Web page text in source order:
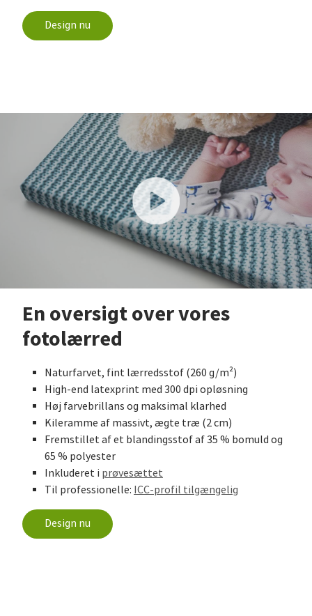
Design nu
En oversigt over vores
fotolærred
Naturfarvet, fint lærredsstof (260 g/m²)
High-end latexprint med 300 dpi opløsning
Høj farvebrillans og maksimal klarhed
Kileramme af massivt, ægte træ (2 cm)
Fremstillet af et blandingsstof af 35 % bomuld og
65 % polyester
Inkluderet i prøvesættet
Til professionelle: ICC-profil tilgængelig
Design nu